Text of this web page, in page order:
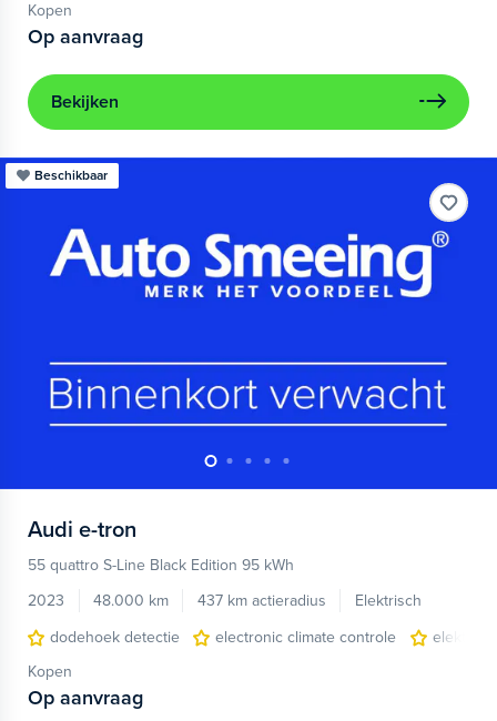
Kopen
Op aanvraag
Bekijken
Beschikbaar
Audi e-tron
55 quattro S-Line Black Edition 95 kWh
2023
48.000 km 437 km actieradius
Elektrisch
dodehoek detectie
electronic climate controle
Kopen
Op aanvraag